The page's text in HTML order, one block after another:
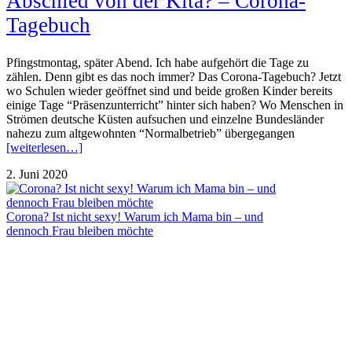
Tagebuch
Pfingstmontag, später Abend. Ich habe aufgehört die Tage zu
zählen. Denn gibt es das noch immer? Das Corona-Tagebuch? Jetzt
wo Schulen wieder geöffnet sind und beide großen Kinder bereits
einige Tage “Präsenzunterricht” hinter sich haben? Wo Menschen in
Strömen deutsche Küsten aufsuchen und einzelne Bundesländer
nahezu zum altgewohnten “Normalbetrieb” übergegangen
[weiterlesen…]
2. Juni 2020
Corona? Ist nicht sexy! Warum ich Mama bin – und
dennoch Frau bleiben möchte